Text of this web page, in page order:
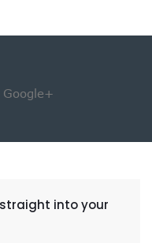
Google+
into your